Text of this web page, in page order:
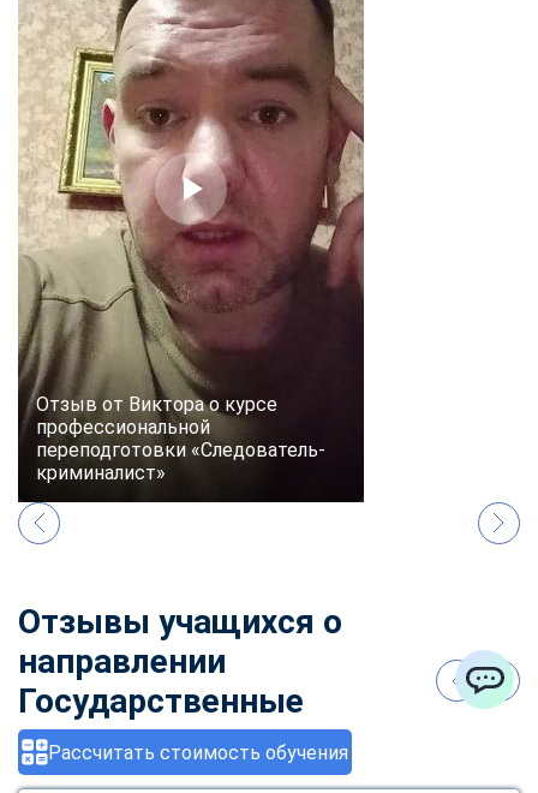
Рассчитать стоимость обучения
Отзыв от Виктора о курсе
профессиональной
переподготовки «Следователь-
криминалист»
Отзывы учащихся о
направлении
Государственные
закупки
Max
ChatApp